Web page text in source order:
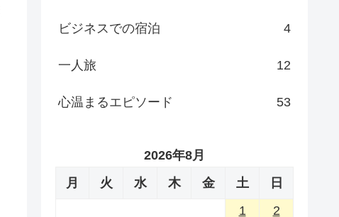
ビジネスでの宿泊 4
一人旅 12
心温まるエピソード 53
2026年8月
月
火 水 木 金 土
日
1
2